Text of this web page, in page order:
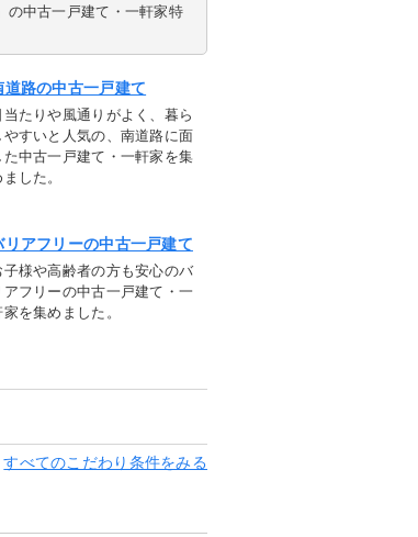
の中古一戸建て・一軒家特
道路の中古一戸建て
当たりや風通りがよく、暮ら
やすいと人気の、南道路に面
た中古一戸建て・一軒家を集
した。
リアフリーの中古一戸建て
子様や高齢者の方も安心のバ
アフリーの中古一戸建て・一
家を集めました。
すべてのこだわり条件をみる